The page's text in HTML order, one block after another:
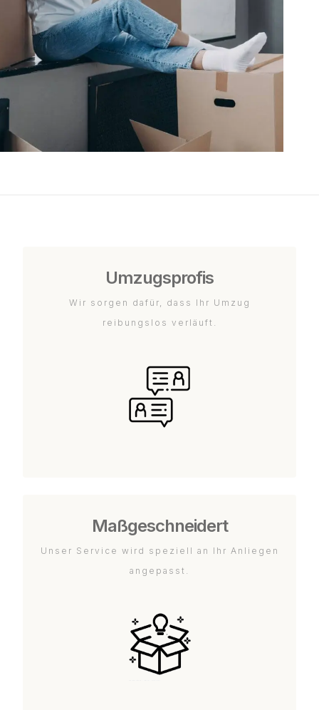
Umzugsprofis
Wir sorgen dafür, dass Ihr Umzug
reibungslos verläuft.
Maßgeschneidert
Unser Service wird speziell an Ihr Anliegen
angepasst.